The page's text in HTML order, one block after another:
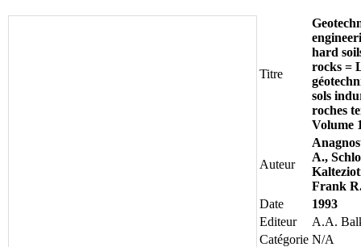
Titre
hard
rocks =
sols
roches
Volume
Auteur
A.,
Frank
Date
1993
Editeur
A.A.
Catégorie N/A